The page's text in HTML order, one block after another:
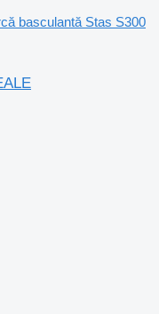
basculantă Stas S300